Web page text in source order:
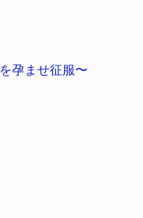
孕ませ征服〜